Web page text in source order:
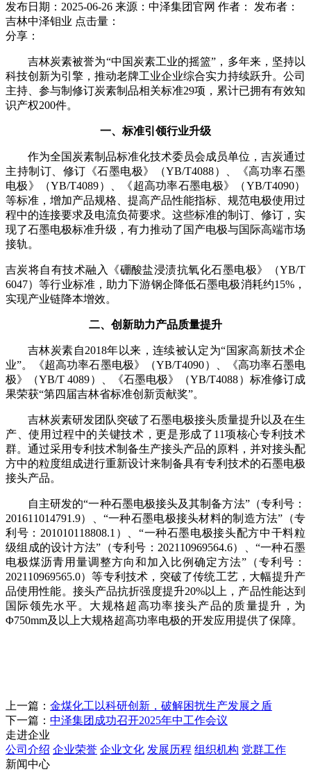
发布日期：2025-06-26 来源：中泽集团官网 作者：
发布者：
吉林中泽钼业 点击量：
分享：
吉林炭素被誉为“中国炭素工业的摇篮”，多年来，坚持以
科技创新为引擎，推动老牌工业企业综合实力持续跃升。公司
主持、参与制修订炭素制品相关标准29项，累计已拥有有效知
识产权200件。
一、标准引领行业升级
作为全国炭素制品标准化技术委员会成员单位，吉炭通过
主持制订、修订《石墨电极》（YB/T4088）、《高功率石墨
电极》（YB/T4089）、《超高功率石墨电极》（YB/T4090）
等标准，增加产品规格、提高产品性能指标、规范电极使用过
程中的连接要求及电流负荷要求。这些标准的制订、修订，实
现了石墨电极标准升级，有力推动了国产电极与国际高端市场
接轨。
吉炭将自有技术融入《硼酸盐浸渍抗氧化石墨电极》（YB/T
6047）等行业标准，助力下游钢企降低石墨电极消耗约15%，
实现产业链降本增效。
二、创新助力产品质量提升
吉林炭素自2018年以来，连续被认定为“国家高新技术企
业”。《超高功率石墨电极》（YB/T4090）、《高功率石墨电
极》（YB/T 4089）、《石墨电极》（YB/T4088）标准修订成
果荣获“第四届吉林省标准创新贡献奖”。
吉林炭素研发团队突破了石墨电极接头质量提升以及在生
产、使用过程中的关键技术，更是形成了11项核心专利技术
群。通过采用专利技术制备生产接头产品的原料，并对接头配
方中的粒度组成进行重新设计来制备具有专利技术的石墨电极
接头产品。
自主研发的“一种石墨电极接头及其制备方法”（专利号：
201611014791.9）、“一种石墨电极接头材料的制造方法”（专
利号：201010118808.1）、“一种石墨电极接头配方中干料粒
级组成的设计方法”（专利号：202110969564.6）、“一种石墨
电极煤沥青用量调整方向和加入比例确定方法”（专利号：
202110969565.0）等专利技术，突破了传统工艺，大幅提升产
品使用性能。接头产品抗折强度提升20%以上，产品性能达到
国际领先水平。大规格超高功率接头产品的质量提升，为
Φ750mm及以上大规格超高功率电极的开发应用提供了保障。
上一篇： 金煤化工以科研创新，破解困扰生产发展之盾
下一篇： 中泽集团成功召开2025年中工作会议
走进企业
公司介绍 企业荣誉 企业文化 发展历程 组织机构 党群工作
新闻中心